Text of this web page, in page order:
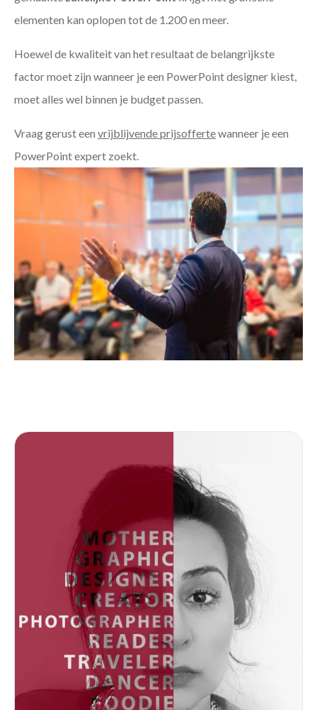
elementen kan oplopen tot de 1.200 en meer.
Hoewel de kwaliteit van het resultaat de belangrijkste
factor moet zijn wanneer je een PowerPoint designer kiest,
moet alles wel binnen je budget passen.
Vraag gerust een vrijblijvende prijsoffertewanneer je een
PowerPoint expert zoekt.